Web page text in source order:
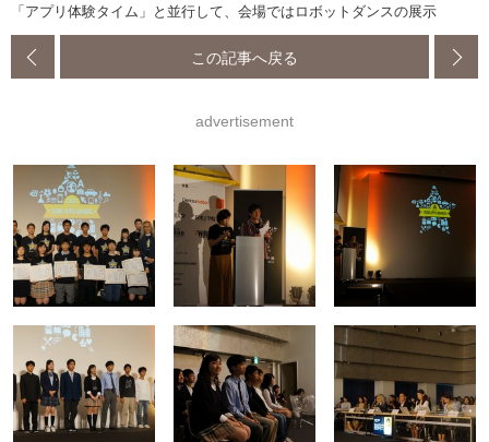
「アプリ体験タイム」と並行して、会場ではロボットダンスの展示
この記事へ戻る
advertisement